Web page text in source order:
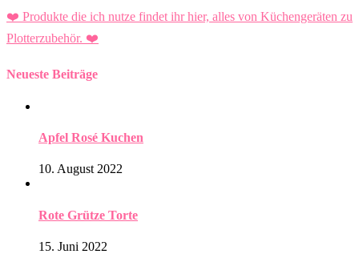
❤️ Produkte die ich nutze findet ihr hier, alles von Küchengeräten zu
Plotterzubehör. ❤️
Neueste Beiträge
Apfel Rosé Kuchen
10. August 2022
Rote Grütze Torte
15. Juni 2022